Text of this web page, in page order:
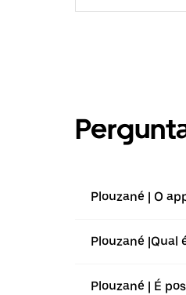
Plouzané | O
Plouzané |⁠Qual
Plouzané | É